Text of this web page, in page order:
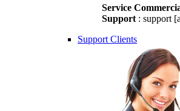
Service
Support : support
Support Clients